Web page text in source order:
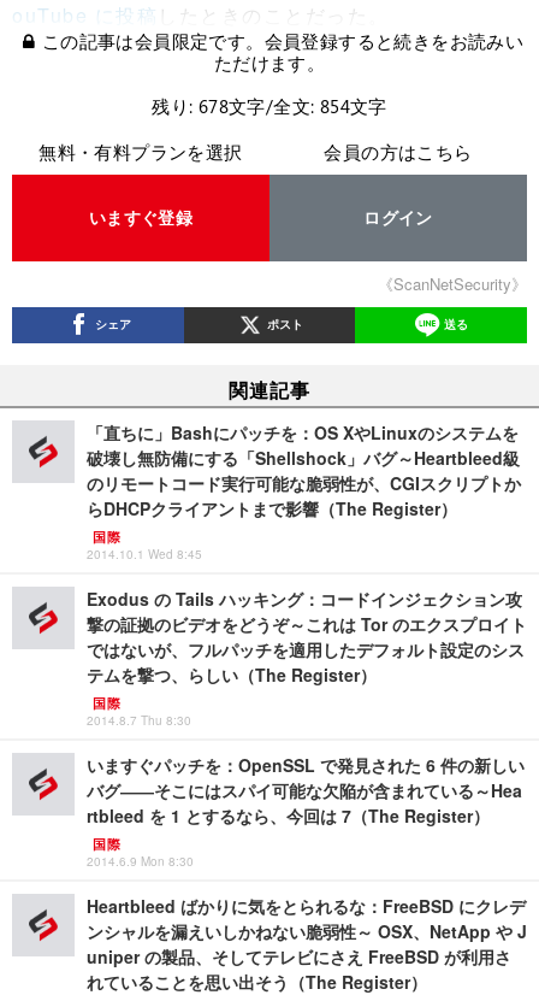
ouTube に投稿 したときのことだった。
この記事は会員限定です。会員登録すると続きをお読みい
ただけます。
残り: 678文字/全文: 854文字
無料・有料プランを選択
いますぐ登録
会員の方はこちら
ログイン
《ScanNetSecurity》
シェア ポスト 送る
関連記事
「直ちに」Bashにパッチを：OS XやLinuxのシステムを
破壊し無防備にする「Shellshock」バグ～Heartbleed級
のリモートコード実行可能な脆弱性が、CGIスクリプトか
らDHCPクライアントまで影響（The Register）
国際
2014.10.1 Wed 8:45
Exodus の Tails ハッキング：コードインジェクション攻
撃の証拠のビデオをどうぞ～これは Tor のエクスプロイト
ではないが、フルパッチを適用したデフォルト設定のシス
テムを撃つ、らしい（The Register）
国際
2014.8.7 Thu 8:30
いますぐパッチを：OpenSSL で発見された 6 件の新しい
バグ――そこにはスパイ可能な欠陥が含まれている～Hea
rtbleed を 1 とするなら、今回は 7（The Register）
国際
2014.6.9 Mon 8:30
Heartbleed ばかりに気をとられるな：FreeBSD にクレデ
ンシャルを漏えいしかねない脆弱性～ OSX、NetApp や J
uniper の製品、そしてテレビにさえ FreeBSD が利用さ
れていることを思い出そう（The Register）